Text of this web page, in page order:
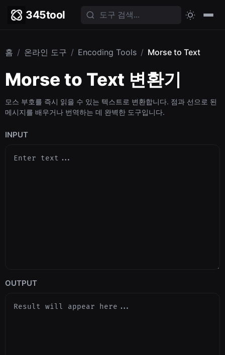
345tool
홈 / 온라인 도구 / Encoding Tools / Morse to Text
Morse to Text 변환기
모스 부호를 즉시 읽을 수 있는 텍스트로 변환합니다. 점과 선으로 된
메시지를 배우거나 번역하는 데 완벽한 도구입니다.
INPUT
OUTPUT